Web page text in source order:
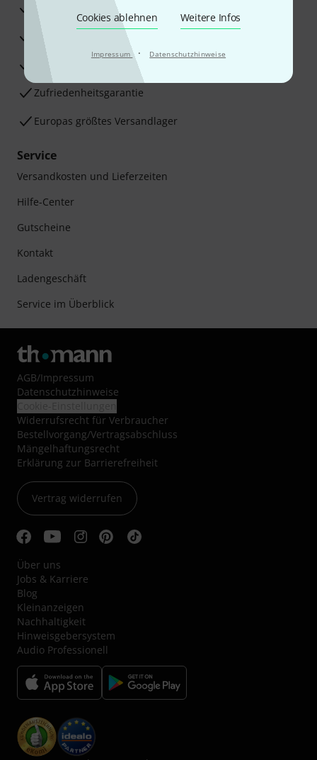
Cookies ablehnen Weitere Infos
Impressum · Datenschutzhinweise
30 Tage Money-Back-Garantie
Beratung durch Fachexperten
Zufriedenheitsgarantie
Europas größtes Versandlager
Service
Versandkosten und Lieferzeiten
Hilfe-Center
Gutscheine
Kontakt
Ladengeschäft
Service im Überblick
AGB/Impressum
Datenschutzhinweise
Widerrufsrecht für Verbraucher
Bestellvorgang/Vertragsabschluss
Mängelhaftungsrecht
Erklärung zur Barrierefreiheit
Vertrag widerrufen
Über uns
Jobs & Karriere
Blog
Kleinanzeigen
Nachhaltigkeit
Hinweisgebersystem
Audio Professionell